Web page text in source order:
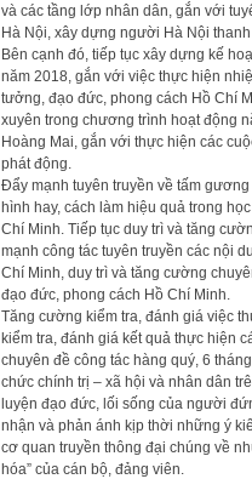
và các tầng lớp nhân dân, gắn với
Hà Nội, xây dựng người Hà Nội
Bên cạnh đó, tiếp tục xây dựng kế
năm 2018, gắn với việc thực hiện
tưởng, đạo đức, phong cách Hồ Chí
xuyên trong chương trình hoạt động
Hoàng Mai, gắn với thực hiện các
phát động.
Đẩy mạnh tuyên truyền về tấm
hình hay, cách làm hiệu quả trong
Chí Minh. Tiếp tục duy trì và tăng
mạnh công tác tuyên truyền các nội
Chí Minh, duy trì và tăng cường
đạo đức, phong cách Hồ Chí Minh.
Tăng cường kiểm tra, đánh giá việc
kiểm tra, đánh giá kết quả thực hiện
chuyên đề công tác hàng quý, 6
chức chính trị – xã hội và nhân dân
luyện đạo đức, lối sống của người
nhận và phản ánh kịp thời những ý
cơ quan truyền thông đại chúng về
hóa” của cán bộ, đảng viên.